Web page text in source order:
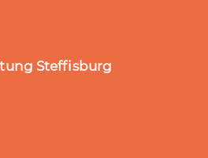
Steffisburg